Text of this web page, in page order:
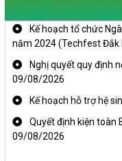
Kế hoạch tổ chức
năm 2024 (Techfest Đắk
Nghị quyết quy định
09/08/2026
Kế hoạch hỗ trợ hệ
Quyết định kiện toàn
09/08/2026